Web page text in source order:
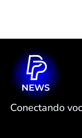
Conectando